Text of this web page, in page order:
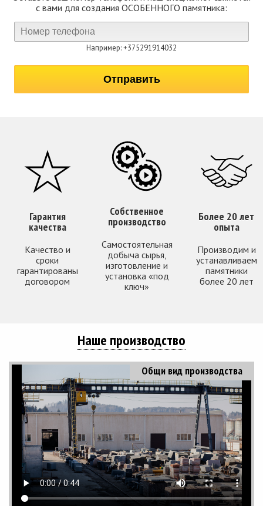
с вами для создания ОСОБЕННОГО памятника:
Например: +375291914032
Гарантия
качества
Качество и
сроки
гарантированы
договором
Собственное
производство
Самостоятельная
добыча сырья,
изготовление и
установка «под
ключ»
Более 20 лет
опыта
Производим и
устанавливаем
памятники
более 20 лет
Наше производство
Общи вид производства